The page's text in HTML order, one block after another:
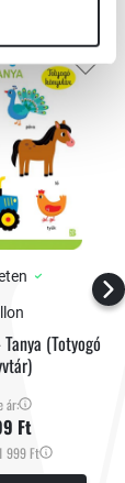
(Totyogó
ár:
Ft
999 Ft